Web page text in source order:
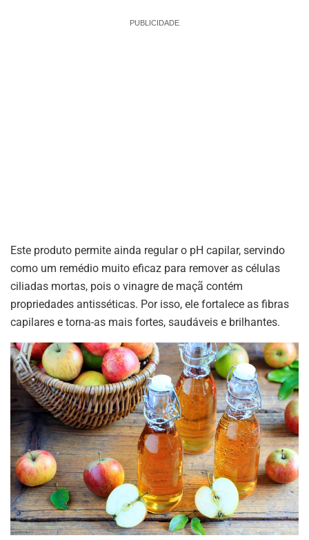
PUBLICIDADE
Este produto permite ainda regular o pH capilar, servindo
como um remédio muito eficaz para remover as células
ciliadas mortas, pois o vinagre de maçã contém
propriedades antisséticas. Por isso, ele fortalece as fibras
capilares e torna-as mais fortes, saudáveis ​​e brilhantes.